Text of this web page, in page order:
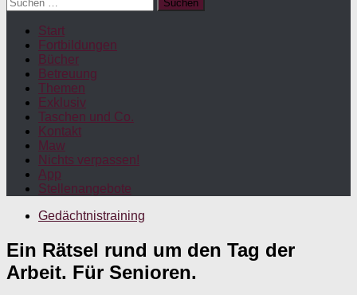
nach:
Start
Fortbildungen
Bücher
Betreuung
Themen
Exklusiv
Taschen und Co.
Kontakt
Maw
Nichts verpassen!
App
Stellenangebote
Gedächtnistraining
Ein Rätsel rund um den Tag der
Arbeit. Für Senioren.